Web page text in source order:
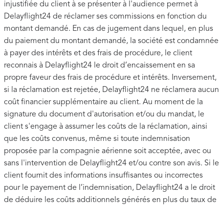
injustifiée du client à se présenter à l'audience permet à
Delayflight24 de réclamer ses commissions en fonction du
montant demandé. En cas de jugement dans lequel, en plus
du paiement du montant demandé, la société est condamnée
à payer des intérêts et des frais de procédure, le client
reconnais à Delayflight24 le droit d’encaissement en sa
propre faveur des frais de procédure et intérêts. Inversement,
si la réclamation est rejetée, Delayflight24 ne réclamera aucun
coût financier supplémentaire au client. Au moment de la
signature du document d'autorisation et/ou du mandat, le
client s'engage à assumer les coûts de la réclamation, ainsi
que les coûts convenus, même si toute indemnisation
proposée par la compagnie aérienne soit acceptée, avec ou
sans l'intervention de Delayflight24 et/ou contre son avis. Si le
client fournit des informations insuffisantes ou incorrectes
pour le payement de l’indemnisation, Delayflight24 a le droit
de déduire les coûts additionnels générés en plus du taux de